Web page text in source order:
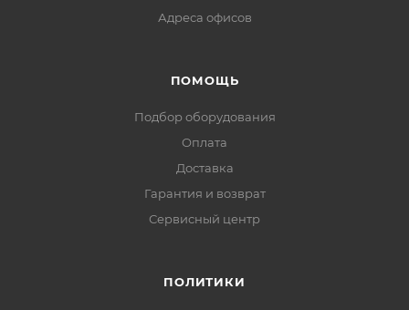
Адреса офисов
ПОМОЩЬ
Подбор оборудования
Оплата
Доставка
Гарантия и возврат
Сервисный центр
ПОЛИТИКИ